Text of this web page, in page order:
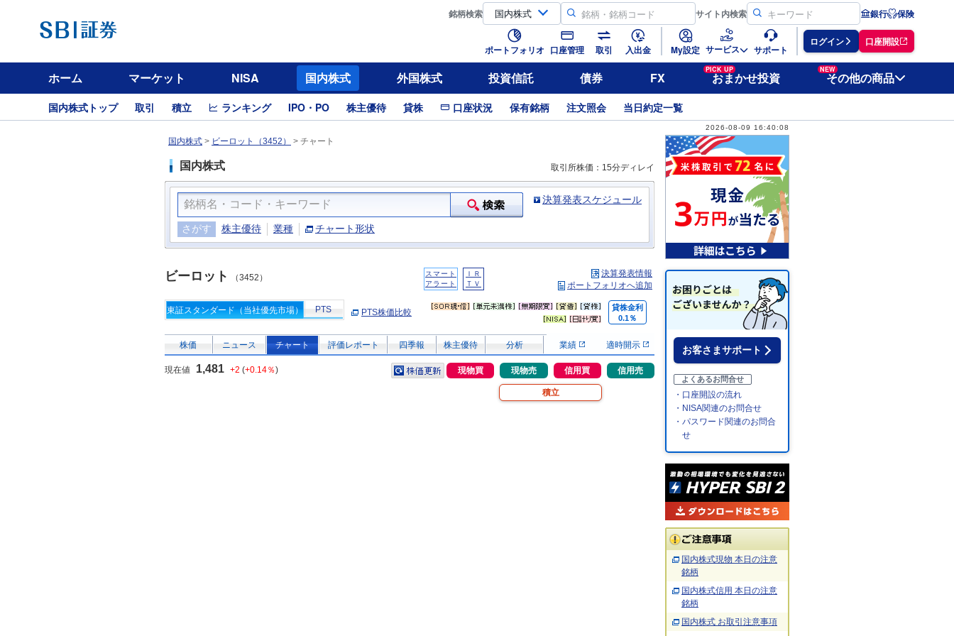
銘柄検索 サイト内検索 銀行 保険
ポートフォリオ 口座管理 取引 入出金 My設定 サービス サポート
ログイン 口座開設
ホーム マーケット NISA 国内株式 外国株式 投資信託 債券 FX
PICK UP
おまかせ投資
NEW
その他の商品
国内株式トップ 取引 積立 ランキング IPO・PO 株主優待 貸株 口座状況 保有銘柄 注文照会 当日約定一覧
2026-08-09 16:40:08
国内株式 > ビーロット（3452） > チャート
国内株式 取引所株価：15分ディレイ
決算発表スケジュール
さがす 株主優待 業種 チャート形状
ビーロット （3452）
スマート
アラート
ＩＲ
ＴＶ
決算発表情報
ポートフォリオへ追加
東証スタンダード（当社優先市場） PTS PTS株価比較
貸株金利
0.1％
株価 ニュース チャート 評価レポート 四季報 株主優待 分析 業績 適時開示
現在値 1,481 +2 (+0.14％) 現物買 現物売 信用買 信用売
積立
お客さまサポート
よくあるお問合せ
・口座開設の流れ
・NISA関連のお問合せ
・パスワード関連のお問合
せ
国内株式現物 本日の注意
銘柄
国内株式信用 本日の注意
銘柄
国内株式 お取引注意事項